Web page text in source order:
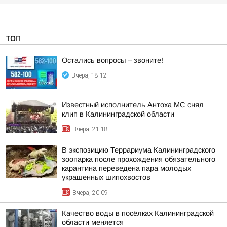
ТОП
Остались вопросы – звоните!
Вчера, 18:12
Известный исполнитель Антоха МС снял
клип в Калининградской области
Вчера, 21:18
В экспозицию Террариума Калининградского
зоопарка после прохождения обязательного
карантина переведена пара молодых
украшенных шипохвостов
Вчера, 20:09
Качество воды в посёлках Калининградской
области меняется